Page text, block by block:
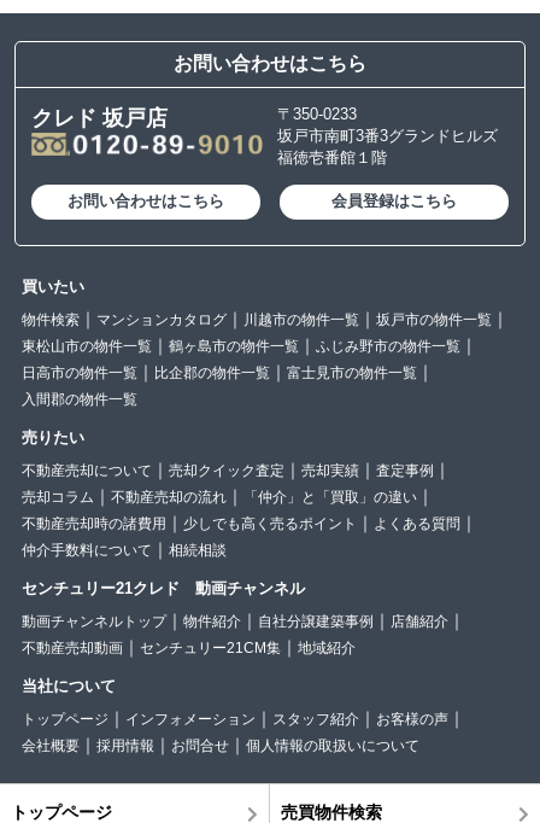
お問い合わせはこちら
クレド 坂戸店
〒350-0233
坂戸市南町3番3グランドヒルズ
福徳壱番館１階
お問い合わせはこちら 会員登録はこちら
買いたい
物件検索 マンションカタログ 川越市の物件一覧
坂戸市の物件一覧
東松山市の物件一覧
鶴ヶ島市の物件一覧
ふじみ野市の物件一覧
日高市の物件一覧
比企郡の物件一覧
富士見市の物件一覧
入間郡の物件一覧
売りたい
不動産売却について 売却クイック査定 売却実績
査定事例
売却コラム
不動産売却の流れ
「仲介」と「買取」の違い
不動産売却時の諸費用
少しでも高く売るポイント
よくある質問
仲介手数料について
相続相談
センチュリー21クレド 動画チャンネル
動画チャンネルトップ 物件紹介 自社分譲建築事例
店舗紹介
不動産売却動画
センチュリー21CM集 地域紹介
当社について
トップページ インフォメーション スタッフ紹介
お客様の声
会社概要
採用情報 お問合せ 個人情報の取扱いについて
トップページ 売買物件検索